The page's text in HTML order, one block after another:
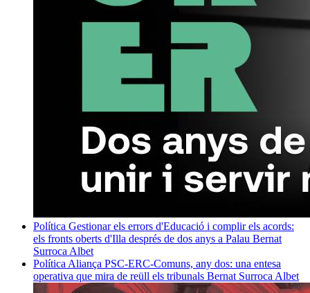
Política Gestionar els errors d'Educació i complir els acords:
els fronts oberts d'Illa després de dos anys a Palau Bernat
Surroca Albet
Política Aliança PSC-ERC-Comuns, any dos: una entesa
operativa que mira de reüll els tribunals Bernat Surroca Albet